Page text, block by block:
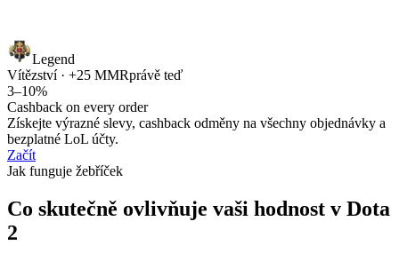
Legend
Vítězství · +25 MMRprávě teď
3–10%
Cashback on every order
Získejte výrazné slevy, cashback odměny na všechny objednávky a
bezplatné LoL účty.
Začít
Jak funguje žebříček
Co skutečně ovlivňuje vaši hodnost v Dota
2